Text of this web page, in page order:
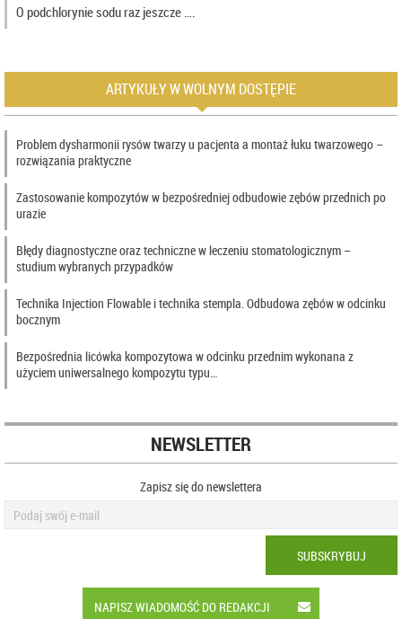
O podchlorynie sodu raz jeszcze ….
ARTYKUŁY W WOLNYM DOSTĘPIE
Problem dysharmonii rysów twarzy u pacjenta a montaż łuku twarzowego –
rozwiązania praktyczne
Zastosowanie kompozytów w bezpośredniej odbudowie zębów przednich po
urazie
Błędy diagnostyczne oraz techniczne w leczeniu stomatologicznym –
studium wybranych przypadków
Technika Injection Flowable i technika stempla. Odbudowa zębów w odcinku
bocznym
Bezpośrednia licówka kompozytowa w odcinku przednim wykonana z
użyciem uniwersalnego kompozytu typu…
NEWSLETTER
Zapisz się do newslettera
SUBSKRYBUJ
NAPISZ WIADOMOŚĆ DO REDAKCJI